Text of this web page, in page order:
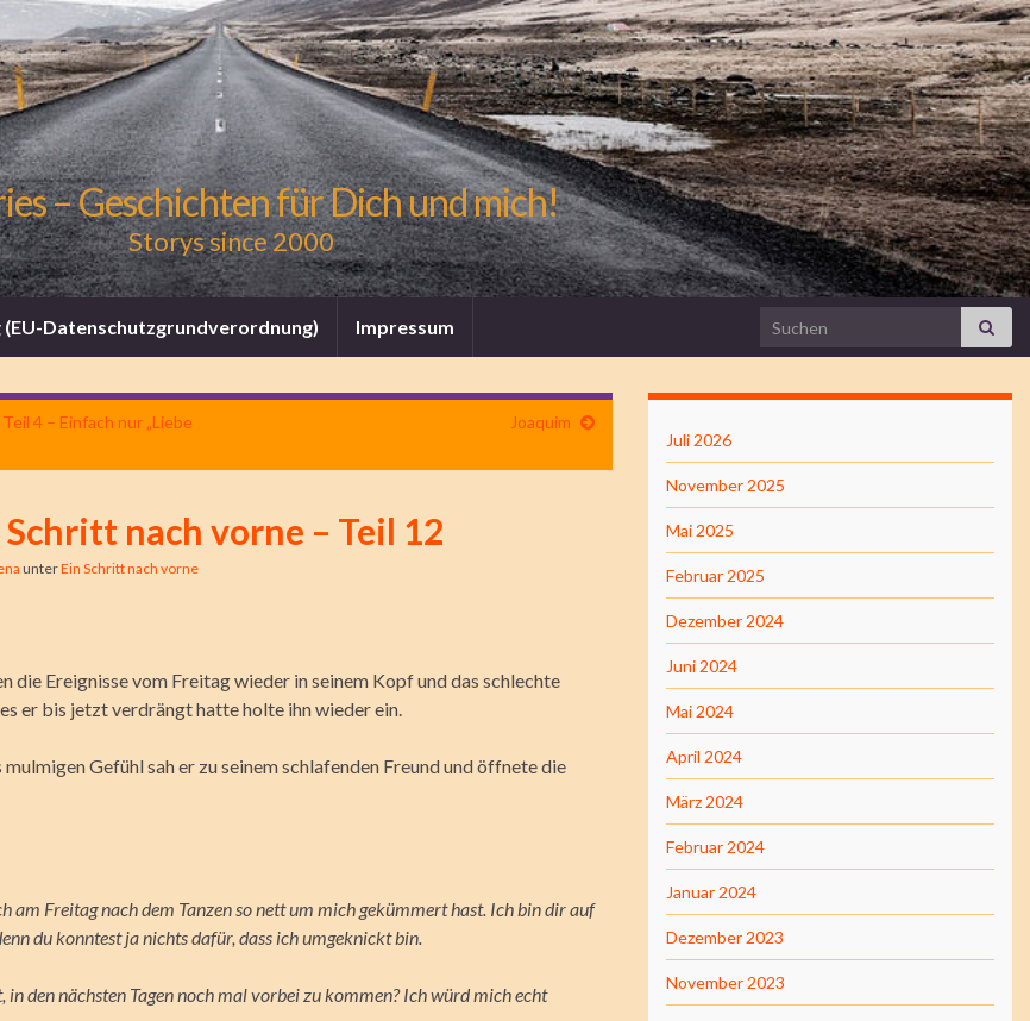
– Geschichten für Dich und mich!
Storys since 2000
Datenschutzgrundverordnung) Impressum Search for:
4 – Einfach nur „Liebe
Joaquim
Schritt nach vorne – Teil 12
unterEin Schritt nach vorne
die Ereignisse vom Freitag wieder in seinem Kopf und das schlechte
er bis jetzt verdrängt hatte holte ihn wieder ein.
Gefühl sah er zu seinem schlafenden Freund und öffnete die
am Freitag nach dem Tanzen so nett um mich gekümmert hast. Ich bin dir auf
du konntest ja nichts dafür, dass ich umgeknickt bin.
in den nächsten Tagen noch mal vorbei zu kommen? Ich würd mich echt
Juli 2026
November 2025
Mai 2025
Februar 2025
Dezember 2024
Juni 2024
Mai 2024
April 2024
März 2024
Februar 2024
Januar 2024
Dezember 2023
November 2023